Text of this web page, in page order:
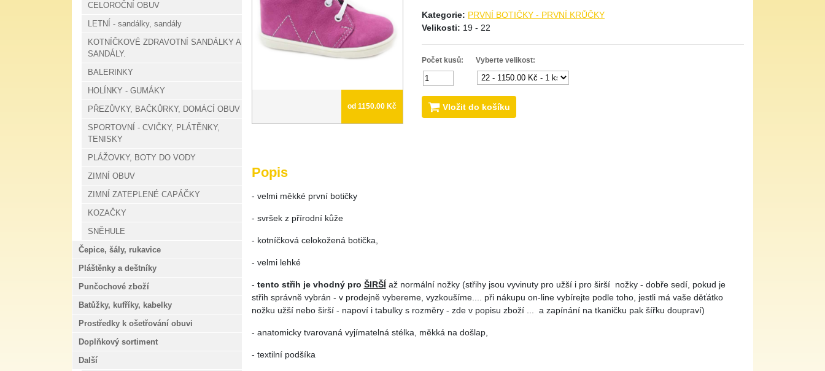
od 1150.00 Kč
Kategorie: PRVNÍ BOTIČKY - PRVNÍ KRŮČKY
Velikosti: 19 - 22
Počet kusů: Vyberte velikost:
Vložit do košíku
Popis
- velmi měkké první botičky
- svršek z přírodní kůže
- kotníčková celokožená botička,
- velmi lehké
- tento střih je vhodný pro ŠIRŠÍ až normální nožky (střihy jsou vyvinuty pro užší i pro širší nožky - dobře sedí, pokud je
střih správně vybrán - v prodejně vybereme, vyzkoušíme.... při nákupu on-line vybírejte podle toho, jestli má vaše děťátko
nožku užší nebo širší - napoví i tabulky s rozměry - zde v popisu zboží ... a zapínání na tkaničku pak šířku doupraví)
- anatomicky tvarovaná vyjímatelná stélka, měkká na došlap,
- textilní podšíka
CELOROČNÍ OBUV
LETNÍ - sandálky, sandály
KOTNÍČKOVÉ ZDRAVOTNÍ SANDÁLKY A
SANDÁLY.
BALERINKY
HOLÍNKY - GUMÁKY
PŘEZŮVKY, BAČKŮRKY, DOMÁCÍ OBUV
SPORTOVNÍ - CVIČKY, PLÁTĚNKY,
TENISKY
PLÁŽOVKY, BOTY DO VODY
ZIMNÍ OBUV
ZIMNÍ ZATEPLENÉ CAPÁČKY
KOZAČKY
SNĚHULE
Čepice, šály, rukavice
Pláštěnky a deštníky
Punčochové zboží
Batůžky, kufříky, kabelky
Prostředky k ošetřování obuvi
Doplňkový sortiment
Další